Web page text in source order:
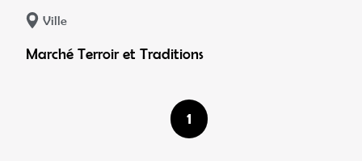
Ville
Marché Terroir et Traditions
1